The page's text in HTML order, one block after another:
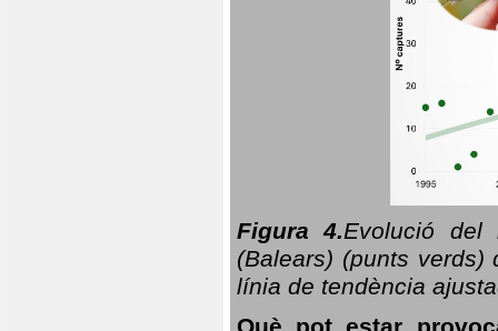
Figura 4.Evolució del
(Balears) (punts
línia de tendència